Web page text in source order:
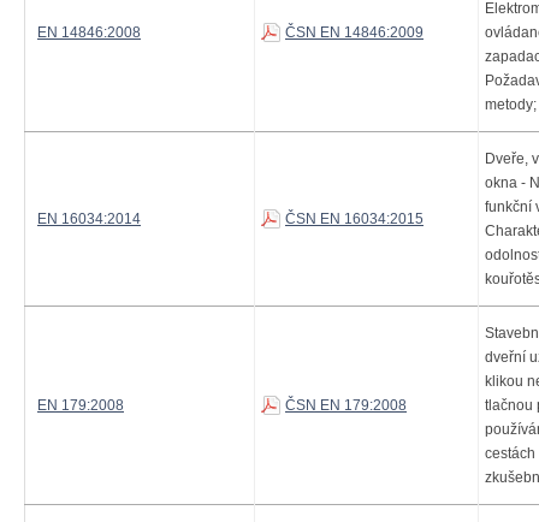
EN 14846:2008 ČSN EN 14846:2009
metody;
EN 16034:2014 ČSN EN 16034:2015
Dveře,
okna -
funkční
EN 179:2008 ČSN EN 179:2008
dveřní
klikou
tlačnou
cestách